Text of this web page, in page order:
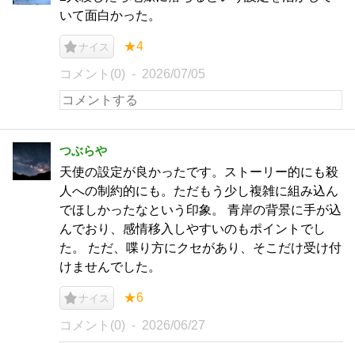
いて面白かった。
ナイス ★4
コメント(0) 2026/07/05
つぶらや
天使の設定が良かったです。ストーリー的にも殺
人への制約的にも。ただもう少し複雑に組み込ん
でほしかったなという印象。 青岸の背景に手が込
んでおり、感情移入しやすいのもポイントでし
た。 ただ、喋り方にクセがあり、そこだけ受け付
けませんでした。
ナイス ★6
コメント(0) 2026/06/27